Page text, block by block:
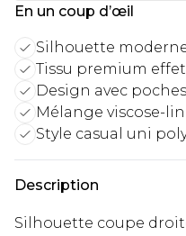
En un coup d’œil
Silhouette
Tissu premium
Design avec
Mélange viscose-
Style casual uni
Description
Silhouette coupe